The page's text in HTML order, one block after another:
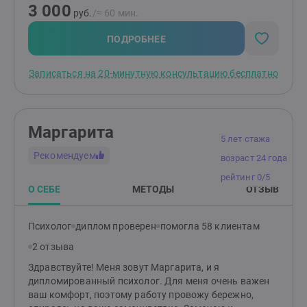
чувствительностью и ранимостью, обрести
уверенность, улучшить отношения с окружающими.
Родителям: помогу разобраться в причинах
возникших трудностей и найти эффективные способы
отношения и понять своего ребенка.
3 000 руб. /≈ 60 мин.
ПОДРОБНЕЕ
Записаться на 20-минутную консультацию бесплатно
5 лет стажа
возраст 24 года
рейтинг 0/5
Маргарита
Рекомендуем
О СЕБЕ МЕТОДЫ ОТЗЫВ
Психолог диплом проверен помогла 58 клиентам
2 отзыва
Здравствуйте! Меня зовут Маргарита, и я
дипломированный психолог. Для меня очень важен
ваш комфорт, поэтому работу провожу бережно,